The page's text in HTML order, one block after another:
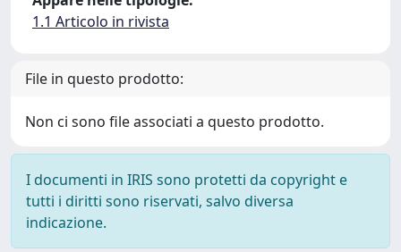
1.1 Articolo in rivista
File in questo prodotto:
Non ci sono file associati a questo prodotto.
I documenti in IRIS sono protetti da copyright e
tutti i diritti sono riservati, salvo diversa
indicazione.